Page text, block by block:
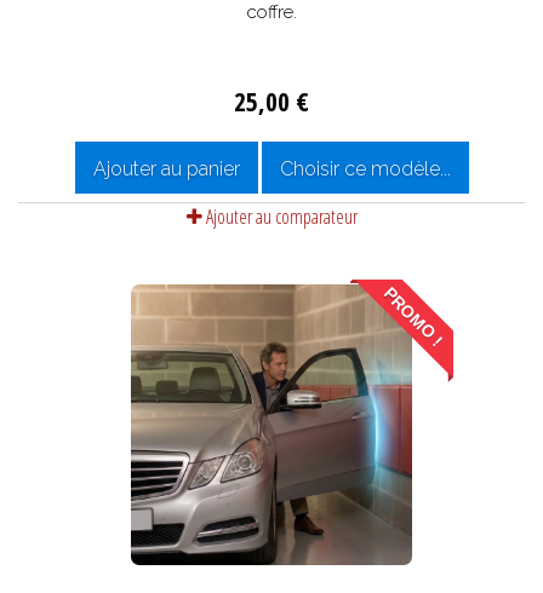
coffre.
25,00 €
Ajouter au panier Choisir ce modèle...
Ajouter au comparateur
PROMO !